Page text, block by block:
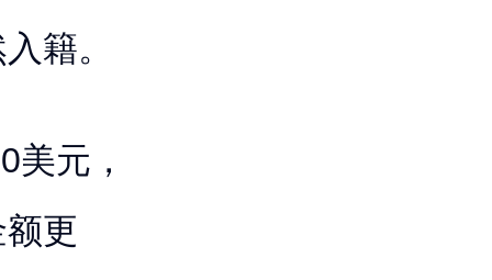
籍。
元，
更